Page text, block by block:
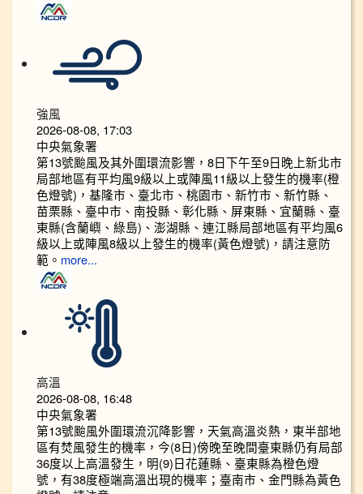
強風
2026-08-08, 17:03
中央氣象署
第13號颱風及其外圍環流影響，8日下午至9日晚上新北市
局部地區有平均風9級以上或陣風11級以上發生的機率(橙
色燈號)，基隆市、臺北市、桃園市、新竹市、新竹縣、
苗栗縣、臺中市、南投縣、彰化縣、屏東縣、宜蘭縣、臺
東縣(含蘭嶼、綠島)、澎湖縣、連江縣局部地區有平均風6
級以上或陣風8級以上發生的機率(黃色燈號)，請注意防
範。 more...
高溫
2026-08-08, 16:48
中央氣象署
第13號颱風外圍環流沉降影響，天氣高溫炎熱，東半部地
區有焚風發生的機率，今(8日)傍晚至晚間臺東縣仍有局部
36度以上高溫發生，明(9)日花蓮縣、臺東縣為橙色燈
號，有38度極端高溫出現的機率；臺南市、金門縣為黃色